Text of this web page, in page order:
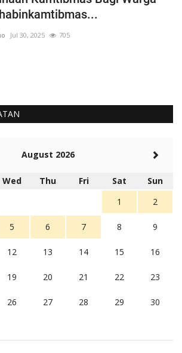
Jul 30, 2025 705
August 2026
Wed Thu Fri Sat
Sun
1
2
5 6 7 8 9
12 13 14 15 16
19 20 21 22 23
26 27 28 29 30